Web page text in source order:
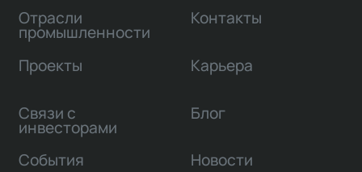
Отрасли
промышленности
Проекты
Связи с
инвесторами
Контакты
Карьера
Блог
События Новости